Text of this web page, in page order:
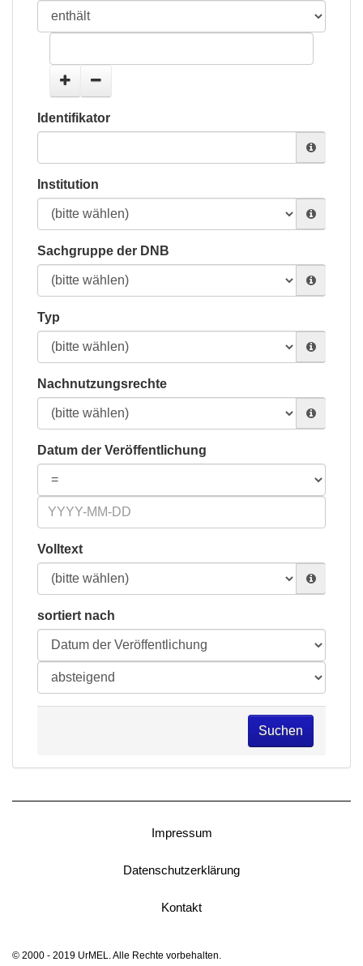
Identifikator
Institution
Sachgruppe der DNB
Typ
Nachnutzungsrechte
Datum der Veröffentlichung
Volltext
sortiert nach
Suchen
Impressum
Datenschutzerklärung
Kontakt
© 2000 - 2019 UrMEL. Alle Rechte vorbehalten.